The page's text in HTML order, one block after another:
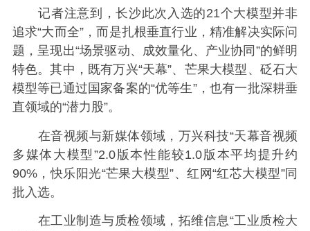
记者注意到，长沙此次入选的21个大模型并非
追求“大而全”，而是扎根垂直行业，精准解决实际问
题，呈现出“场景驱动、成效量化、产业协同”的鲜明
特色。其中，既有万兴“天幕”、芒果大模型、砭石大
模型等已通过国家备案的“优等生”，也有一批深耕垂
直领域的“潜力股”。
在音视频与新媒体领域，万兴科技“天幕音视频
多媒体大模型”2.0版本性能较1.0版本平均提升约
90%，快乐阳光“芒果大模型”、红网“红芯大模型”同
批入选。
在工业制造与质检领域，拓维信息“工业质检大